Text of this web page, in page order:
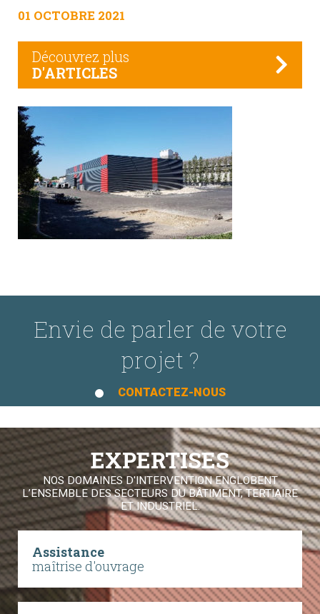
01 OCTOBRE 2021
Découvrez plus
D'ARTICLES
Envie de parler de votre
projet ?
CONTACTEZ-NOUS
EXPERTISES
NOS DOMAINES D'INTERVENTION ENGLOBENT
L’ENSEMBLE DES SECTEURS DU BÂTIMENT, TERTIAIRE
ET INDUSTRIEL.
Assistance
maîtrise d'ouvrage